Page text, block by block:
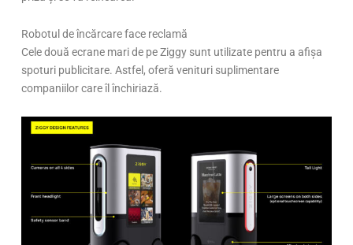
Robotul de încărcare face reclamă
Cele două ecrane mari de pe Ziggy sunt utilizate pentru a afișa
spoturi publicitare. Astfel, oferă venituri suplimentare
companiilor care îl închiriază.